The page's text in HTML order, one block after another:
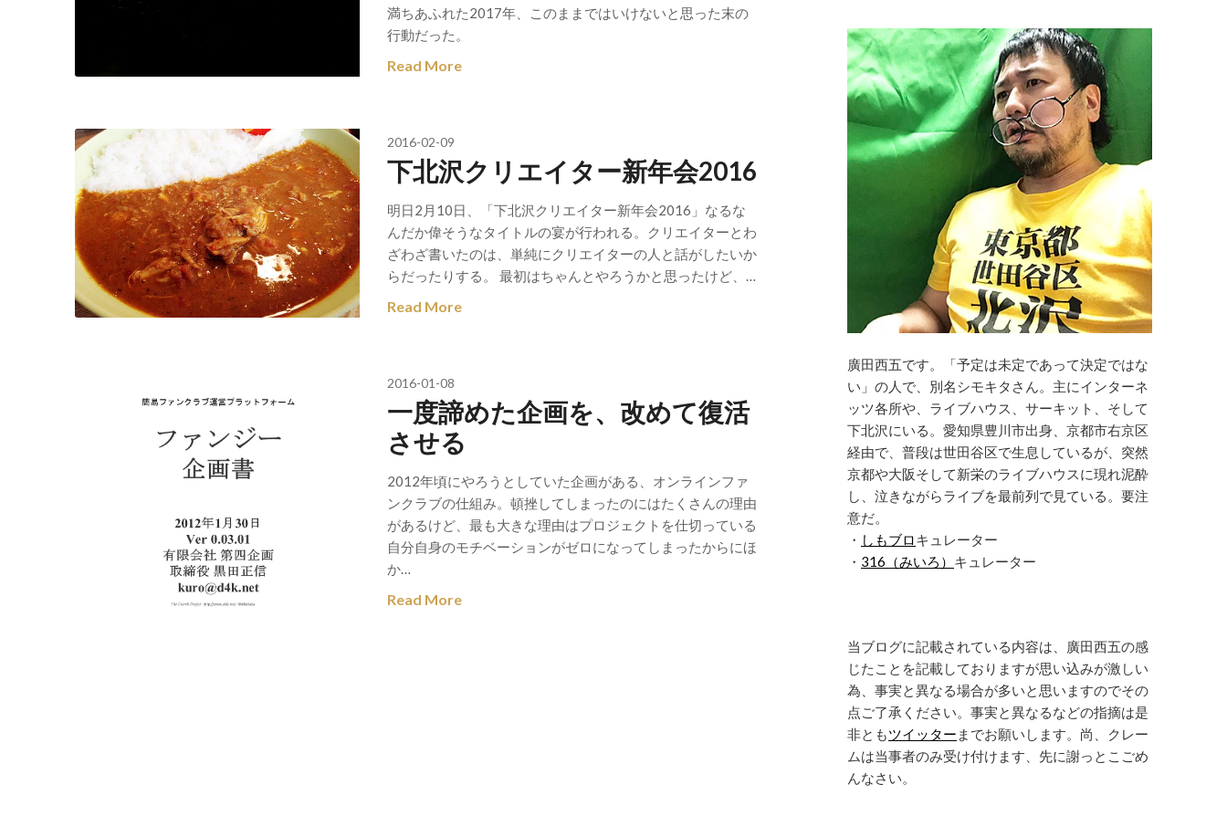
満ちあふれた2017年、このままではいけないと思った末の
行動だった。
Read More
2016-02-09
下北沢クリエイター新年会2016
明日2月10日、「下北沢クリエイター新年会2016」なるな
んだか偉そうなタイトルの宴が行われる。クリエイターとわ
ざわざ書いたのは、単純にクリエイターの人と話がしたいか
らだったりする。 最初はちゃんとやろうかと思ったけど、…
Read More
2016-01-08
一度諦めた企画を、改めて復活
させる
2012年頃にやろうとしていた企画がある、オンラインファ
ンクラブの仕組み。頓挫してしまったのにはたくさんの理由
があるけど、最も大きな理由はプロジェクトを仕切っている
自分自身のモチベーションがゼロになってしまったからにほ
か…
Read More
廣田西五です。「予定は未定であって決定ではな
い」の人で、別名シモキタさん。主にインターネ
ッツ各所や、ライブハウス、サーキット、そして
下北沢にいる。愛知県豊川市出身、京都市右京区
経由で、普段は世田谷区で生息しているが、突然
京都や大阪そして新栄のライブハウスに現れ泥酔
し、泣きながらライブを最前列で見ている。要注
意だ。
・ しもブロキュレーター
・ 316（みいろ） キュレーター
当ブログに記載されている内容は、廣田西五の感
じたことを記載しておりますが思い込みが激しい
為、事実と異なる場合が多いと思いますのでその
点ご了承ください。事実と異なるなどの指摘は是
非ともツイッター までお願いします。尚、クレー
ムは当事者のみ受け付けます、先に謝っとこごめ
んなさい。